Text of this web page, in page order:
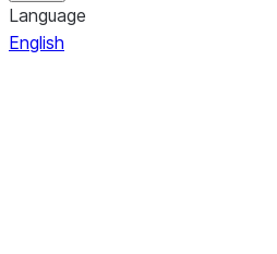
Language
English